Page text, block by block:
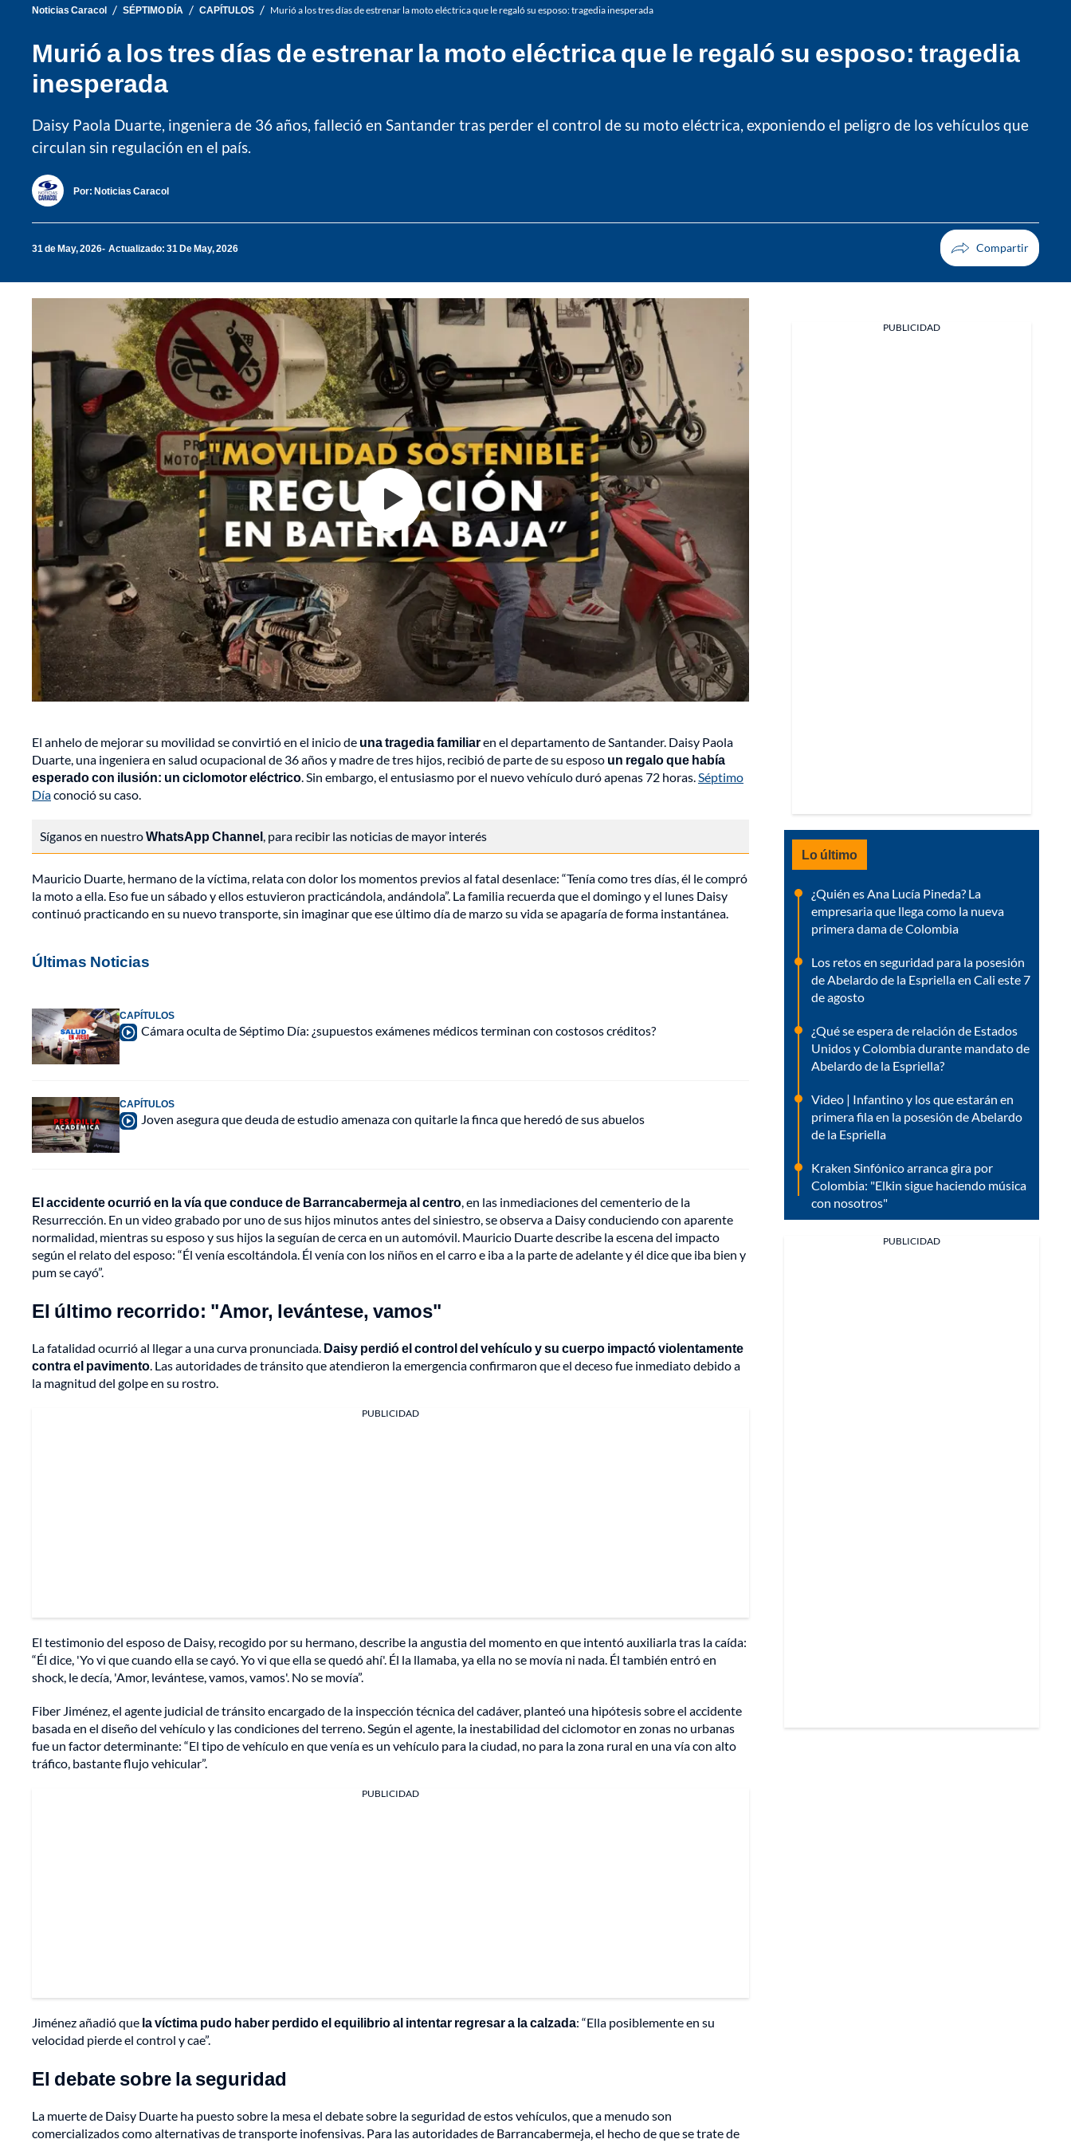
Noticias Caracol / SÉPTIMO DÍA / CAPÍTULOS / Murió a los tres días de estrenar la moto eléctrica que le regaló su esposo: tragedia inesperada
Murió a los tres días de estrenar la moto eléctrica que le regaló su esposo: tragedia
inesperada
Daisy Paola Duarte, ingeniera de 36 años, falleció en Santander tras perder el control de su moto eléctrica, exponiendo el peligro de los vehículos que
circulan sin regulación en el país.
Por: Noticias Caracol
31 de May, 2026 Actualizado: 31 De May, 2026
El anhelo de mejorar su movilidad se convirtió en el inicio de una tragedia familiaren el departamento de Santander. Daisy Paola
Duarte, una ingeniera en salud ocupacional de 36 años y madre de tres hijos, recibió de parte de su esposo un regalo que había
esperado con ilusión: un ciclomotor eléctrico. Sin embargo, el entusiasmo por el nuevo vehículo duró apenas 72 horas.Séptimo
Díaconoció su caso.
Síganos en nuestroWhatsApp Channel, para recibir las noticias de mayor interés
Mauricio Duarte, hermano de la víctima, relata con dolor los momentos previos al fatal desenlace: “Tenía como tres días, él le compró
la moto a ella. Eso fue un sábado y ellos estuvieron practicándola, andándola”. La familia recuerda que el domingo y el lunes Daisy
continuó practicando en su nuevo transporte, sin imaginar que ese último día de marzo su vida se apagaría de forma instantánea.
Últimas Noticias
CAPÍTULOS
Cámara oculta de Séptimo Día: ¿supuestos exámenes médicos terminan con costosos créditos?
CAPÍTULOS
Joven asegura que deuda de estudio amenaza con quitarle la finca que heredó de sus abuelos
El accidente ocurrió en la vía que conduce de Barrancabermeja al centro, en las inmediaciones del cementerio de la
Resurrección. En un video grabado por uno de sus hijos minutos antes del siniestro, se observa a Daisy conduciendo con aparente
normalidad, mientras su esposo y sus hijos la seguían de cerca en un automóvil. Mauricio Duarte describe la escena del impacto
según el relato del esposo: “Él venía escoltándola. Él venía con los niños en el carro e iba a la parte de adelante y él dice que iba bien y
pum se cayó”.
El último recorrido: "Amor, levántese, vamos"
La fatalidad ocurrió al llegar a una curva pronunciada. Daisy perdió el control del vehículo y su cuerpo impactó violentamente
contra el pavimento. Las autoridades de tránsito que atendieron la emergencia confirmaron que el deceso fue inmediato debido a
la magnitud del golpe en su rostro.
PUBLICIDAD
El testimonio del esposo de Daisy, recogido por su hermano, describe la angustia del momento en que intentó auxiliarla tras la caída:
“Él dice, 'Yo vi que cuando ella se cayó. Yo vi que ella se quedó ahí'. Él la llamaba, ya ella no se movía ni nada. Él también entró en
shock, le decía, 'Amor, levántese, vamos, vamos'. No se movía”.
Fiber Jiménez, el agente judicial de tránsito encargado de la inspección técnica del cadáver, planteó una hipótesis sobre el accidente
basada en el diseño del vehículo y las condiciones del terreno. Según el agente, la inestabilidad del ciclomotor en zonas no urbanas
fue un factor determinante: “El tipo de vehículo en que venía es un vehículo para la ciudad, no para la zona rural en una vía con alto
tráfico, bastante flujo vehicular”.
PUBLICIDAD
Jiménez añadió que la víctima pudo haber perdido el equilibrio al intentar regresar a la calzada: “Ella posiblemente en su
velocidad pierde el control y cae”.
El debate sobre la seguridad
La muerte de Daisy Duarte ha puesto sobre la mesa el debate sobre la seguridad de estos vehículos, que a menudo son
comercializados como alternativas de transporte inofensivas. Para las autoridades de Barrancabermeja, el hecho de que se trate de
PUBLICIDAD
Lo último
¿Quién es Ana Lucía Pineda? La
empresaria que llega como la nueva
primera dama de Colombia
Los retos en seguridad para la posesión
de Abelardo de la Espriella en Cali este 7
de agosto
¿Qué se espera de relación de Estados
Unidos y Colombia durante mandato de
Abelardo de la Espriella?
Video | Infantino y los que estarán en
primera fila en la posesión de Abelardo
de la Espriella
Kraken Sinfónico arranca gira por
Colombia: "Elkin sigue haciendo música
con nosotros"
PUBLICIDAD